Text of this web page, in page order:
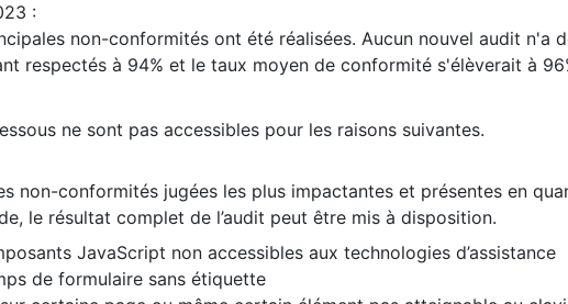
:
non-conformités ont été réalisées. Aucun nouvel audit n'a
respectés à 94% et le taux moyen de conformité s'élèverait à
ne sont pas accessibles pour les raisons suivantes.
non-conformités jugées les plus impactantes et présentes en
le résultat complet de l’audit peut être mis à disposition.
JavaScript non accessibles aux technologies d’assistance
de formulaire sans étiquette